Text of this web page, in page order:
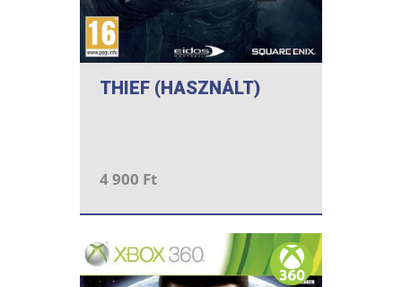
THIEF (HASZNÁLT)
4 900 Ft